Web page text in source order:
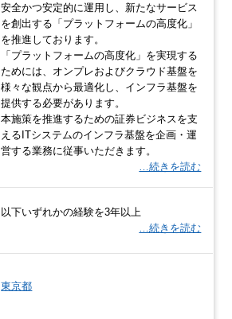
安全かつ安定的に運用し、新たなサービス
を創出する「プラットフォームの高度化」
を推進しております。
「プラットフォームの高度化」を実現する
ためには、オンプレおよびクラウド基盤を
様々な観点から最適化し、インフラ基盤を
提供する必要があります。
本施策を推進するための証券ビジネスを支
えるITシステムのインフラ基盤を企画・運
営する業務に従事いただきます。
…続きを読む
以下いずれかの経験を3年以上
…続きを読む
東京都